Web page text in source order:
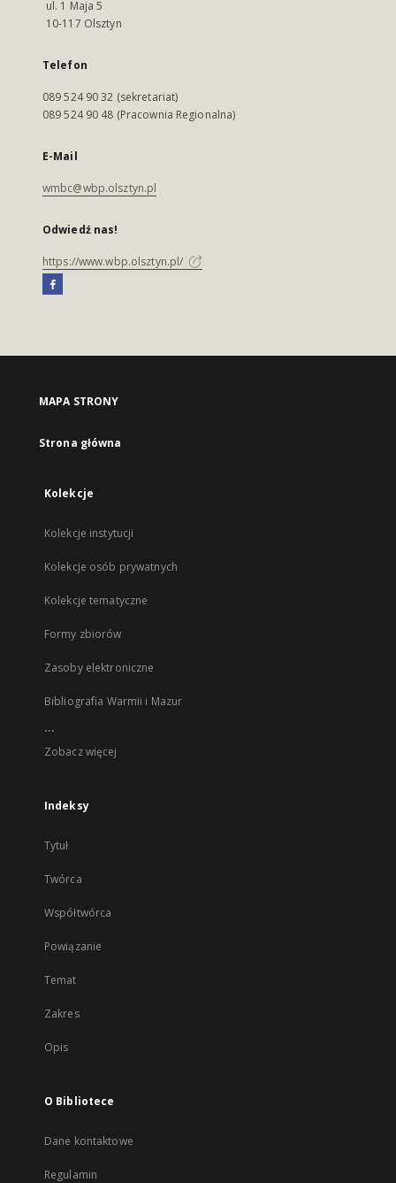
ul. 1 Maja 5
10-117 Olsztyn
Telefon
089 524 90 32 (sekretariat)
089 524 90 48 (Pracownia Regionalna)
E-Mail
wmbc@wbp.olsztyn.pl
Odwiedź nas!
https://www.wbp.olsztyn.pl/
MAPA STRONY
Strona główna
Kolekcje
Kolekcje instytucji
Kolekcje osób prywatnych
Kolekcje tematyczne
Formy zbiorów
Zasoby elektroniczne
Bibliografia Warmii i Mazur
...
Zobacz więcej
Indeksy
Tytuł
Twórca
Współtwórca
Powiązanie
Temat
Zakres
Opis
O Bibliotece
Dane kontaktowe
Regulamin